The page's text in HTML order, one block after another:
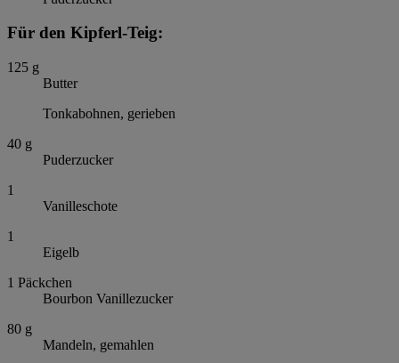
Für den Kipferl-Teig:
125 g
Butter
Tonkabohnen, gerieben
40 g
Puderzucker
1
Vanilleschote
1
Eigelb
1 Päckchen
Bourbon Vanillezucker
80 g
Mandeln, gemahlen